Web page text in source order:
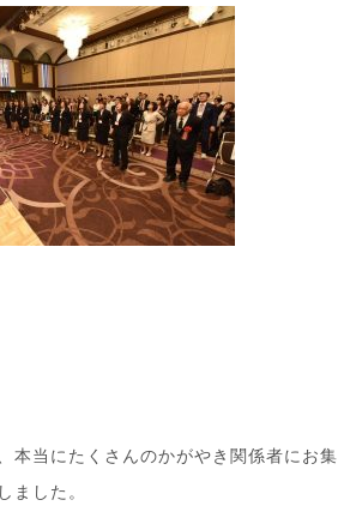
本当にたくさんのかがやき関係者にお集
ました。